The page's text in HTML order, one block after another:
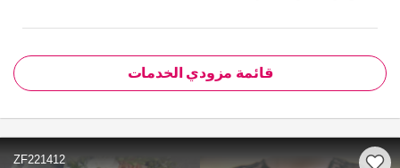
قائمة مزودي الخدمات
ZF221412